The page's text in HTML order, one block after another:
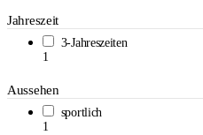
Jahreszeit
3-Jahreszeiten
1
Aussehen
sportlich
1